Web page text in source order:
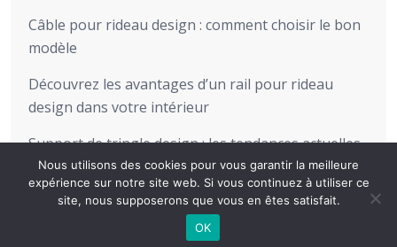
Câble pour rideau design : comment choisir le bon
modèle
Découvrez les avantages d’un rail pour rideau
design dans votre intérieur
Support de tringle design : les tendances actuelles
pour sublimer votre intérieur
Nous utilisons des cookies pour vous garantir la meilleure
expérience sur notre site web. Si vous continuez à utiliser ce
site, nous supposerons que vous en êtes satisfait.
OK